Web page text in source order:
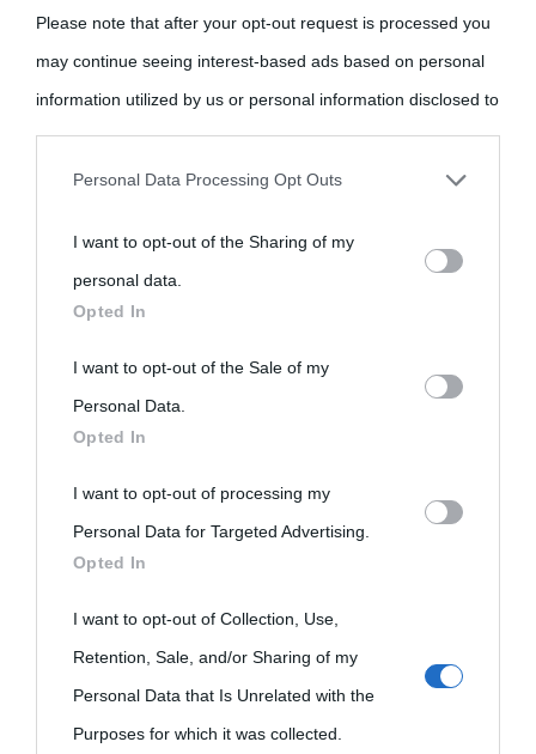
Please note that after your opt-out request is processed you
may continue seeing interest-based ads based on personal
information utilized by us or personal information disclosed to
third parties prior to your opt-out.
personal information by third parties on the IAB’s list of
downstream participants.
This information may also be disclosed by us to third parties
on the IAB’s List of Downstream Participants that may further
disclose it to other third parties.
Please note that this website/app uses one or more Google
services and may gather and store information including but
not limited to your visit or usage behaviour. You may click to
grant or deny consent to Google and its third-party tags to
use your data for below specified purposes in below Google
consent section.
Personal Data Processing Opt Outs
I want to opt-out of the Sharing of my
personal data.
Opted In
I want to opt-out of the Sale of my
Personal Data.
Opted In
I want to opt-out of processing my
Personal Data for Targeted Advertising.
Opted In
I want to opt-out of Collection, Use,
Retention, Sale, and/or Sharing of my
Personal Data that Is Unrelated with the
Purposes for which it was collected.